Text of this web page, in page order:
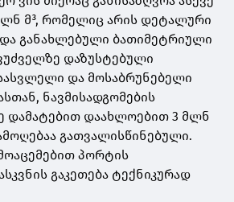
მ³, რომელიც არის დეტალური
განახლებული ბათიმეტრიული
დაზუსტებული
და მოსაბრუნებელი
ნავმისადგომების
დამატებით დაახლოებით 3 მლნ
გათვალისწინებული.
პორტის
გაკეთება ტექნიკურად